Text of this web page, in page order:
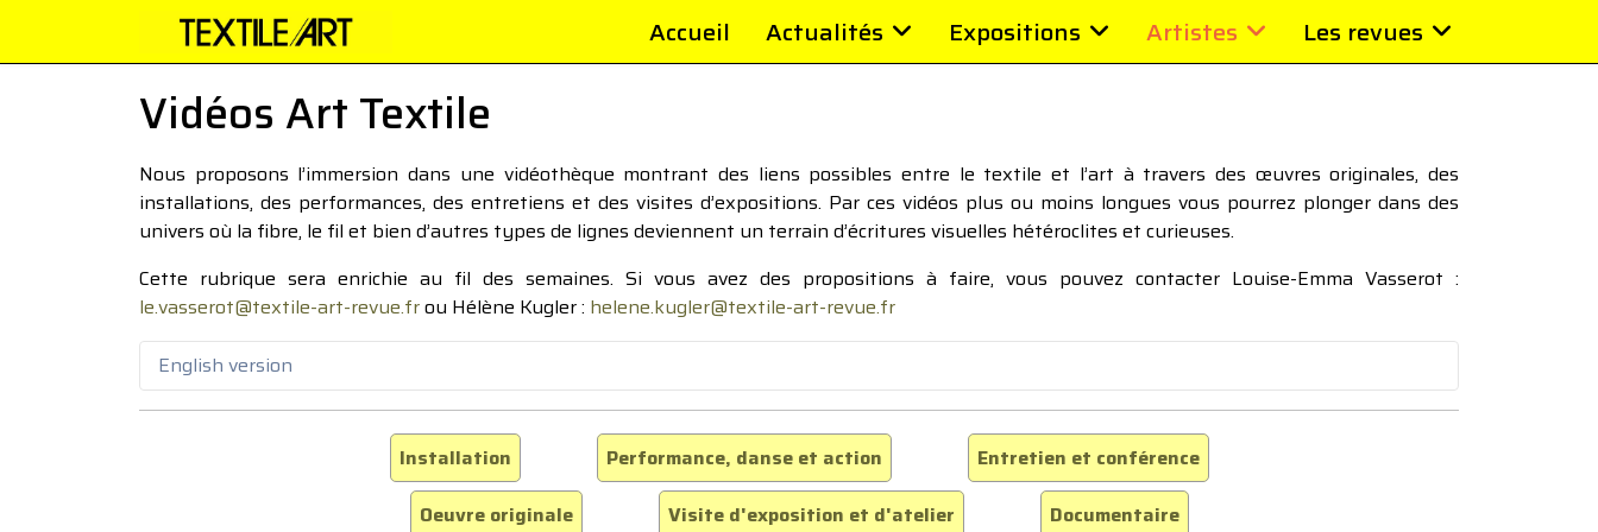
Accueil Actualités Expositions Artistes Les revues
Vidéos Art Textile
Nous proposons l’immersion dans une vidéothèque montrant des liens possibles entre le textile et l’art à travers des œuvres originales, des
installations, des performances, des entretiens et des visites d’expositions. Par ces vidéos plus ou moins longues vous pourrez plonger dans des
univers où la fibre, le fil et bien d’autres types de lignes deviennent un terrain d’écritures visuelles hétéroclites et curieuses.
Cette rubrique sera enrichie au fil des semaines. Si vous avez des propositions à faire, vous pouvez contacter Louise-Emma Vasserot :
le.vasserot@textile-art-revue.frou Hélène Kugler : helene.kugler@textile-art-revue.fr
English version
Installation Performance, danse et action
Entretien et conférence
Oeuvre originale
Visite d'exposition et d'atelier Documentaire